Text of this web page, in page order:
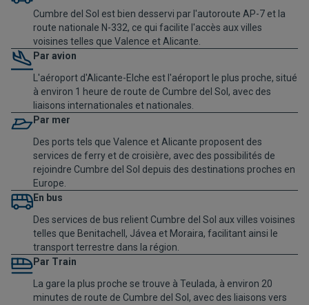
Cumbre del Sol est bien desservi par l'autoroute AP-7 et la
route nationale N-332, ce qui facilite l'accès aux villes
voisines telles que Valence et Alicante.
Par avion
L'aéroport d'Alicante-Elche est l'aéroport le plus proche, situé
à environ 1 heure de route de Cumbre del Sol, avec des
liaisons internationales et nationales.
Par mer
Des ports tels que Valence et Alicante proposent des
services de ferry et de croisière, avec des possibilités de
rejoindre Cumbre del Sol depuis des destinations proches en
Europe.
En bus
Des services de bus relient Cumbre del Sol aux villes voisines
telles que Benitachell, Jávea et Moraira, facilitant ainsi le
transport terrestre dans la région.
Par Train
La gare la plus proche se trouve à Teulada, à environ 20
minutes de route de Cumbre del Sol, avec des liaisons vers